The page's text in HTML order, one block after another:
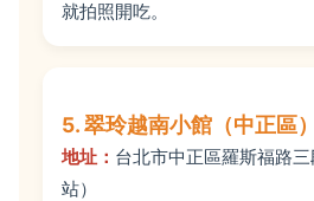
就拍照開吃。
5. 翠玲越南小館（中正區）
地址： 台北市中正區羅斯福路
站）